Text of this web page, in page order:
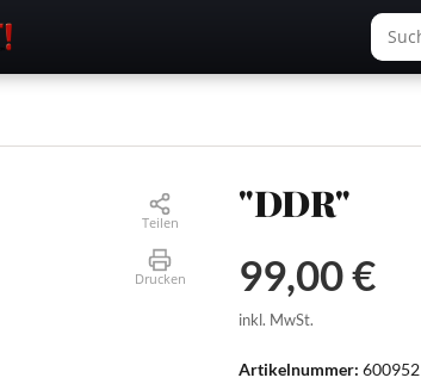
Teilen
Drucken
"DDR"
99,00 €
inkl. MwSt.
Artikelnummer: 600952